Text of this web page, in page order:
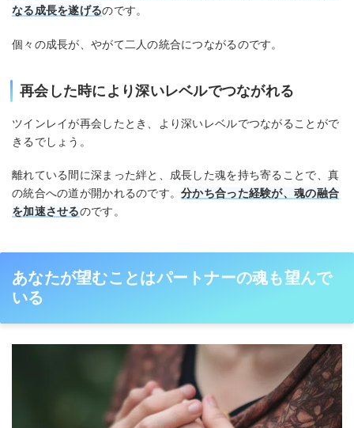
なる成長を遂げるのです。
個々の成長が、やがて二人の統合につながるのです。
再会した時により深いレベルでつながれる
ツインレイが再会したとき、より深いレベルでつながることがで
きるでしょう。
離れている間に深まった絆と、成長した魂を持ち寄ることで、真
の統合への道が開かれるのです。分かち合った経験が、魂の融合
を加速させるのです。
あなたが望むことはパートナーの魂も望んで
いる